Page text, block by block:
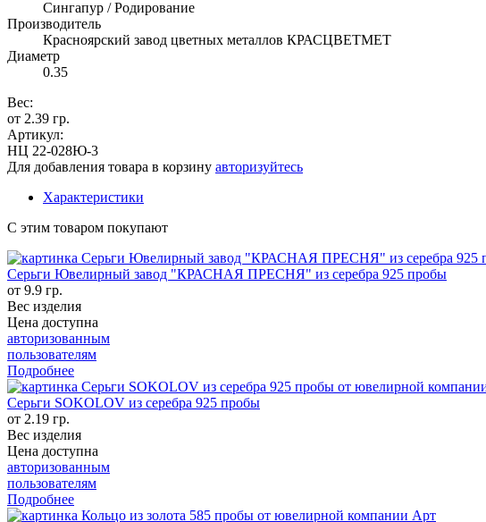
Сингапур / Родирование
Производитель
Красноярский завод цветных металлов КРАСЦВЕТМЕТ
Диаметр
0.35
Вес:
от 2.39 гр.
Артикул:
НЦ 22-028Ю-3
Для добавления товара в корзину авторизуйтесь
Характеристики
С этим товаром покупают
Серьги Ювелирный завод "КРАСНАЯ ПРЕСНЯ" из серебра 925 пробы
от 9.9 гр.
Вес изделия
Цена доступна
авторизованным
пользователям
Подробнее
Серьги SOKOLOV из серебра 925 пробы
от 2.19 гр.
Вес изделия
Цена доступна
авторизованным
пользователям
Подробнее